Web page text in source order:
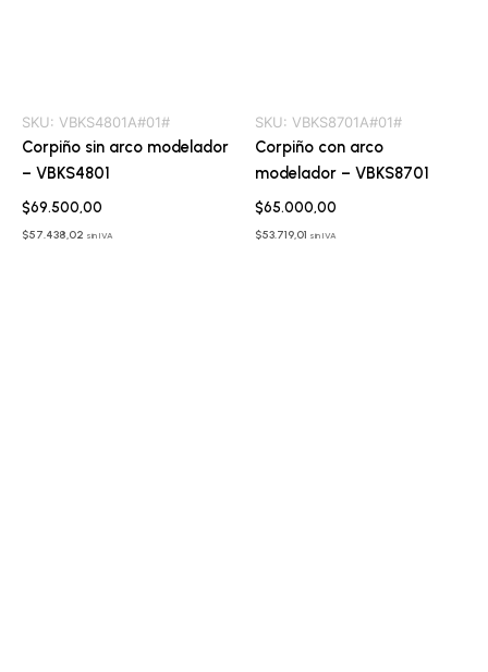
SKU: VBKS4801A#01#
Corpiño sin arco modelador
– VBKS4801
$69.500,00
$57.438,02 sin IVA
SKU: VBKS8701A#01#
Corpiño con arco
modelador – VBKS8701
$65.000,00
$53.719,01 sin IVA